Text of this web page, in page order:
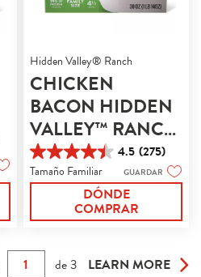
Hidden Valley® Ranch
CHICKEN
BACON HIDDEN
VALLEY™ RANCH
PASTA
4.5 (275)
4.5
de
5
estrellas.
275
Tamaño Familiar GUARDAR
DÓNDE
COMPRAR
de3 LEARN MORE